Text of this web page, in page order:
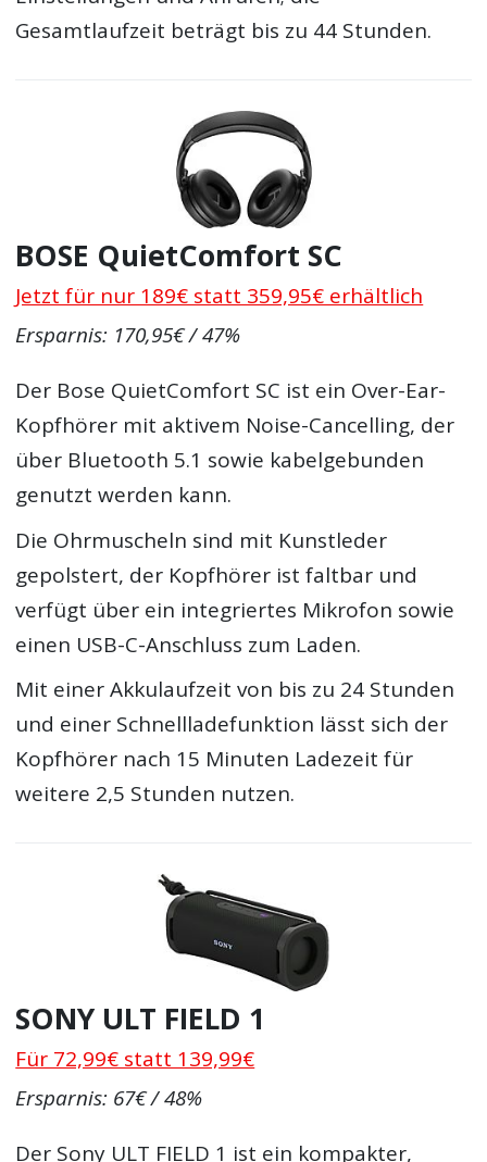
Gesamtlaufzeit beträgt bis zu 44 Stunden.
BOSE QuietComfort SC
Jetzt für nur 189€ statt 359,95€ erhältlich
Ersparnis: 170,95€ / 47%
Der Bose QuietComfort SC ist ein Over-Ear-
Kopfhörer mit aktivem Noise-Cancelling, der
über Bluetooth 5.1 sowie kabelgebunden
genutzt werden kann.
Die Ohrmuscheln sind mit Kunstleder
gepolstert, der Kopfhörer ist faltbar und
verfügt über ein integriertes Mikrofon sowie
einen USB-C-Anschluss zum Laden.
Mit einer Akkulaufzeit von bis zu 24 Stunden
und einer Schnellladefunktion lässt sich der
Kopfhörer nach 15 Minuten Ladezeit für
weitere 2,5 Stunden nutzen.
SONY ULT FIELD 1
Für 72,99€ statt 139,99€
Ersparnis: 67€ / 48%
Der Sony ULT FIELD 1 ist ein kompakter,